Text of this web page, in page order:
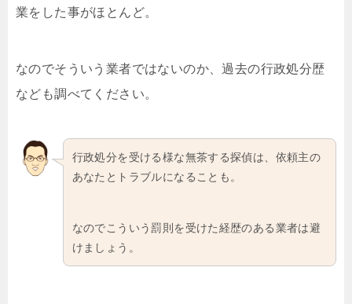
業をした事がほとんど。
なのでそういう業者ではないのか、過去の行政処分歴
なども調べてください。
行政処分を受ける様な無茶する探偵は、依頼主の
あなたとトラブルになることも。
なのでこういう罰則を受けた経歴のある業者は避
けましょう。